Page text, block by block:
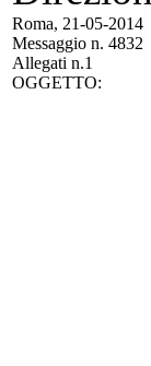
Roma, 21-05-2014
Messaggio n. 4832
Allegati n.1
OGGETTO: